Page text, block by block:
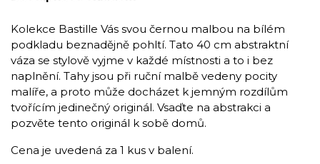
Kolekce Bastille Vás svou černou malbou na bílém
podkladu beznadějně pohltí. Tato 40 cm abstraktní
váza se stylově vyjme v každé místnosti a to i bez
naplnění. Tahy jsou při ruční malbě vedeny pocity
malíře, a proto může docházet k jemným rozdílům
tvořícím jedinečný originál. Vsaďte na abstrakci a
pozvěte tento originál k sobě domů.
Cena je uvedená za 1 kus v balení.